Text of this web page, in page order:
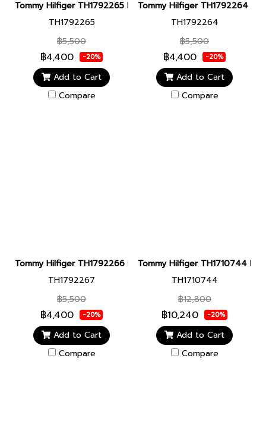
Tommy Hilfiger TH1792265 Men watch นาฬิกาข้อมือ นาฬิกา ผู้ชาย
TH1792265
฿5,500
฿4,400 -20%
Add to Cart
Compare
Tommy Hilfiger TH1792264
TH1792264
฿5,500
฿4,400 -20%
Add to Cart
Compare
Tommy Hilfiger TH1792266 Men watch นาฬิกาข้อมือ นาฬิกา ผู้ชาย
TH1792267
฿5,500
฿4,400 -20%
Add to Cart
Compare
Tommy Hilfiger TH1710744
TH1710744
฿12,800
฿10,240 -20%
Add to Cart
Compare